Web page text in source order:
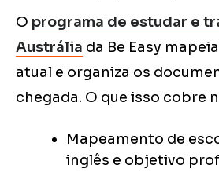
O programa de estudar e
Austrália da Be Easy
atual e organiza os
chegada. O que isso cobre
Mapeamento de
inglês e objetivo